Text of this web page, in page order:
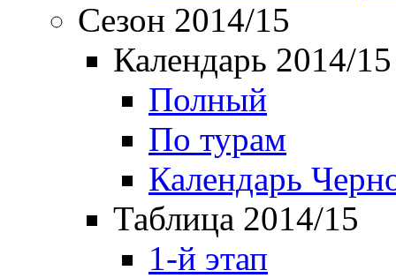
Сезон 2014/15
Календарь 2014/15
Полный
По турам
Календарь
Таблица 2014/15
1-й этап